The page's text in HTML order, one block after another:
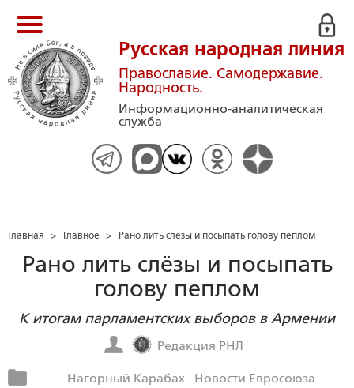
Русская народная линия
Православие. Самодержавие.
Народность.
Информационно-аналитическая
служба
Главная > Главное > Рано лить слёзы и посыпать голову пеплом
Рано лить слёзы и посыпать
голову пеплом
К итогам парламентских выборов в Армении
Редакция РНЛ
Нагорный Карабах
Новости Евросоюза